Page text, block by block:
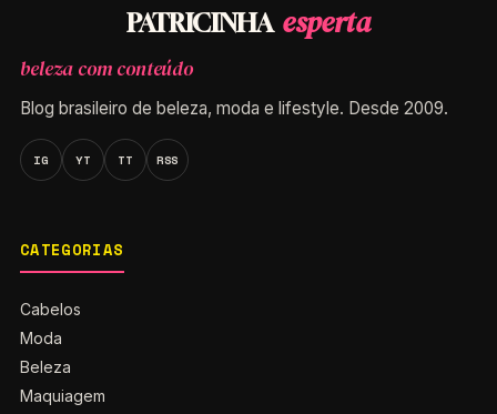
PATRICINHA esperta
beleza com conteúdo
Blog brasileiro de beleza, moda e lifestyle. Desde 2009.
IG YT TT RSS
CATEGORIAS
Cabelos
Moda
Beleza
Maquiagem